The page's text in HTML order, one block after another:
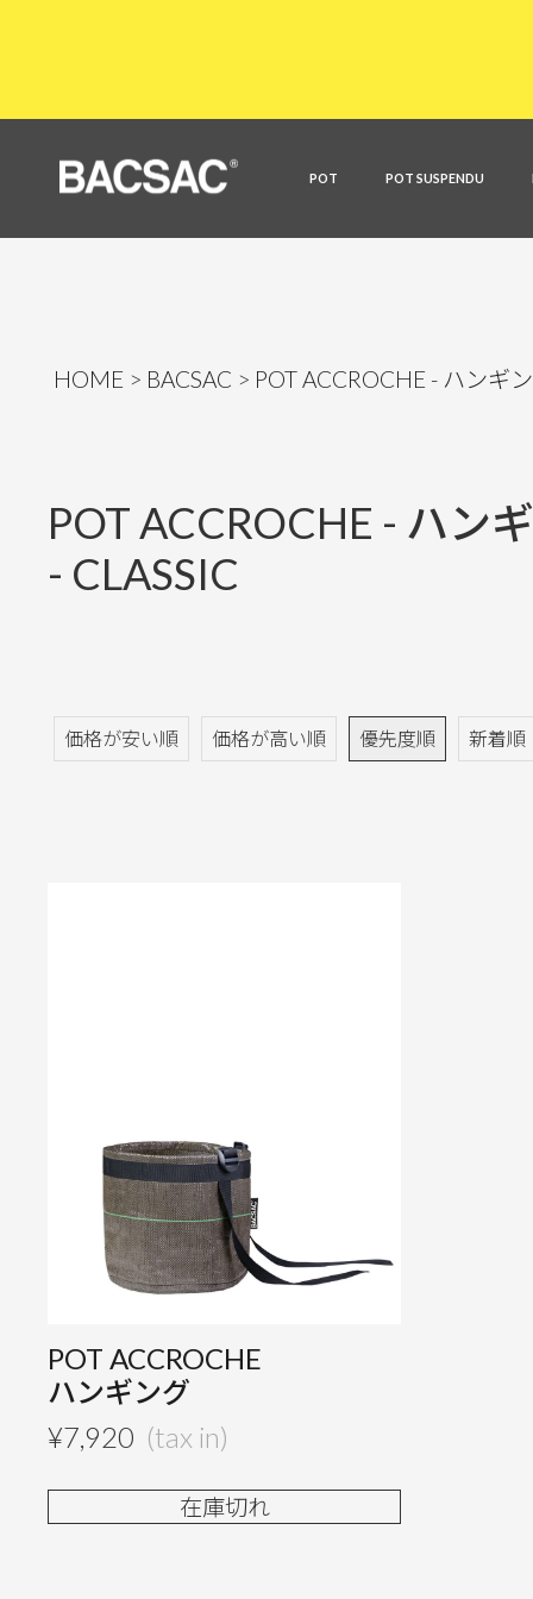
POT POT SUSPENDU
HOME BACSAC POT ACCROCHE - ハンギ
POT ACCROCHE - ハン
- CLASSIC
価格が安い順 価格が高い順 優先度順
新着順
POT ACCROCHE
ハンギング
¥7,920
在庫切れ